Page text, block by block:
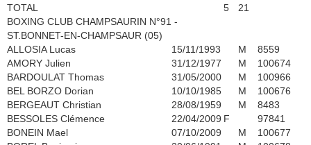
TOTAL
5
21
BOXING CLUB CHAMPSAURIN N°91 -
ST.BONNET-EN-CHAMPSAUR (05)
ALLOSIA Lucas
15/11/1993 M
8559
AMORY Julien
31/12/1977 M
100674
BARDOULAT Thomas
31/05/2000 M
100966
BEL BORZO Dorian
10/10/1985 M
100676
BERGEAUT Christian
28/08/1959 M
8483
BESSOLES Clémence
22/04/2009 F
97841
BONEIN Mael
07/10/2009 M
100677